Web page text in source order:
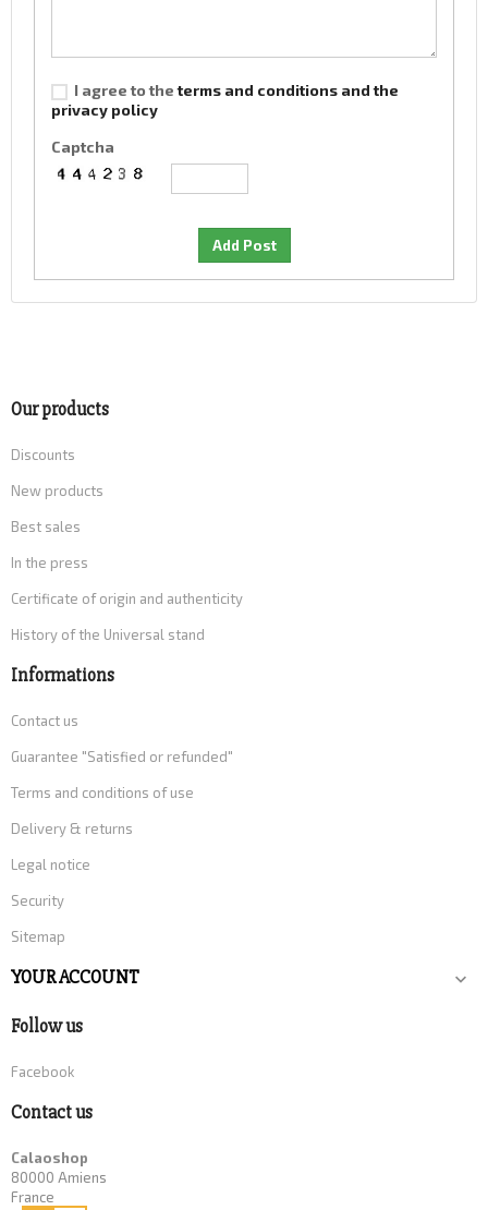
I agree to theterms and conditions and the
privacy policy
Captcha
Our products
Discounts
New products
Best sales
In the press
Certificate of origin and authenticity
History of the Universal stand
Informations
Contact us
Guarantee "Satisfied or refunded"
Terms and conditions of use
Delivery & returns
Legal notice
Security
Sitemap
YOUR ACCOUNT 
Follow us
Facebook
Contact us
Calaoshop
80000 Amiens
France